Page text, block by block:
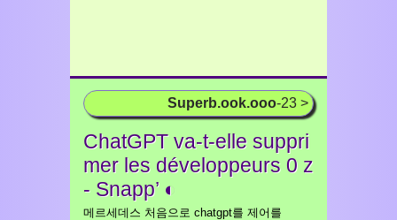
Superb.ook.ooo-23 >
ChatGPT va-t-elle suppri
mer les développeurs 0 z
- Snapp’ ◐
메르세데스 처음으로 chatgpt를 제어를